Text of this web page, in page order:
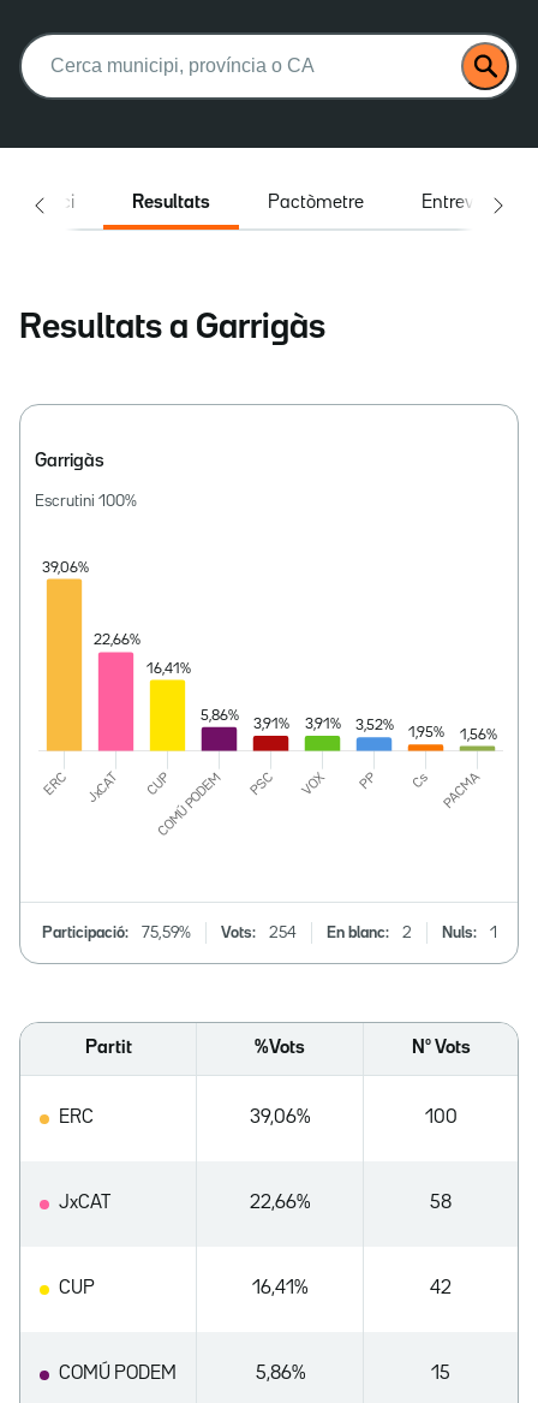
Buscar:
Inici Resultats Pactòmetre Entrevistes
Resultats a Garrigàs
Garrigàs
Escrutini 100%
Participació: 75,59% Vots: 254 En blanc: 2 Nuls: 1
Partit %Vots Nº Vots
ERC 39,06% 100
JxCAT 22,66% 58
CUP 16,41% 42
COMÚ PODEM 5,86% 15